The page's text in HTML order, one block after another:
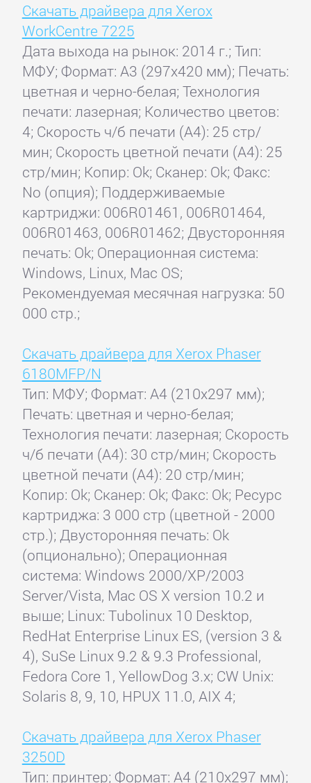
Скачать драйвера для Xerox
WorkCentre 7225
Дата выхода на рынок: 2014 г.; Тип:
МФУ; Формат: A3 (297x420 мм); Печать:
цветная и черно-белая; Технология
печати: лазерная; Количество цветов:
4; Скорость ч/б печати (А4): 25 стр/
мин; Скорость цветной печати (А4): 25
стр/мин; Копир: Ok; Сканер: Ok; Факс:
No (опция); Поддерживаемые
картриджи: 006R01461, 006R01464,
006R01463, 006R01462; Двусторонняя
печать: Ok; Операционная система:
Windows, Linux, Mac OS;
Рекомендуемая месячная нагрузка: 50
000 стр.;
Скачать драйвера для Xerox Phaser
6180MFP/N
Тип: МФУ; Формат: A4 (210x297 мм);
Печать: цветная и черно-белая;
Технология печати: лазерная; Скорость
ч/б печати (А4): 30 стр/мин; Скорость
цветной печати (А4): 20 стр/мин;
Копир: Ok; Сканер: Ok; Факс: Ok; Ресурс
картриджа: 3 000 стр (цветной - 2000
стр.); Двусторонняя печать: Ok
(опционально); Операционная
система: Windows 2000/XP/2003
Server/Vista, Mac OS X version 10.2 и
выше; Linux: Tubolinux 10 Desktop,
RedHat Enterprise Linux ES, (version 3 &
4), SuSe Linux 9.2 & 9.3 Professional,
Fedora Core 1, YellowDog 3.x; CW Unix:
Solaris 8, 9, 10, HPUX 11.0, AIX 4;
Скачать драйвера для Xerox Phaser
3250D
Тип: принтер; Формат: A4 (210x297 мм);